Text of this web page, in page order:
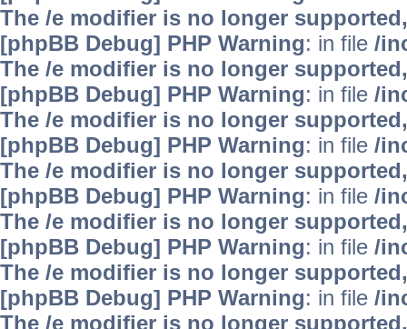
The /e modifier is no longer
[phpBB Debug] PHP Warning: in file /
The /e modifier is no longer
[phpBB Debug] PHP Warning: in file /
The /e modifier is no longer
[phpBB Debug] PHP Warning: in file /
The /e modifier is no longer
[phpBB Debug] PHP Warning: in file /
The /e modifier is no longer
[phpBB Debug] PHP Warning: in file /
The /e modifier is no longer
[phpBB Debug] PHP Warning: in file /
The /e modifier is no longer